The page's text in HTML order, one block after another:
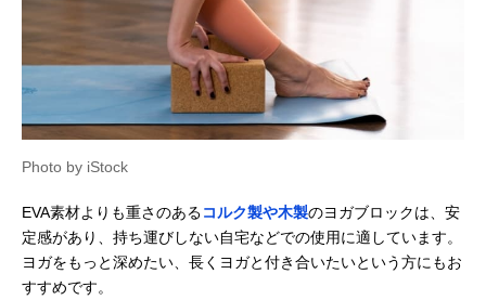
Photo by iStock
EVA素材よりも重さのあるコルク製や木製のヨガブロックは、安
定感があり、持ち運びしない自宅などでの使用に適しています。
ヨガをもっと深めたい、長くヨガと付き合いたいという方にもお
すすめです。